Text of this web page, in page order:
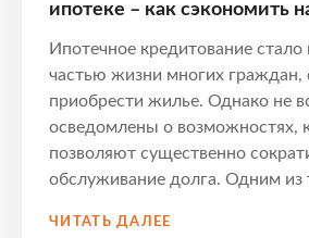
ипотеке – как сэкономить
Ипотечное кредитование
частью жизни многих граждан,
приобрести жилье. Однако не
осведомлены о возможностях,
позволяют существенно
обслуживание долга. Одним из
ЧИТАТЬ ДАЛЕЕ